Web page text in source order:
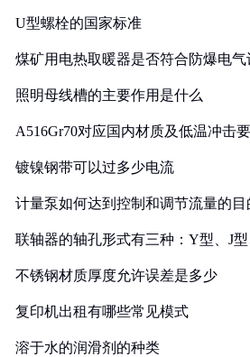
U型螺栓的国家标准
煤矿用电热取暖器是否符合防爆电气
照明母线槽的主要作用是什么
A516Gr70对应国内材质及低温冲击
镀镍钢带可以过多少电流
计量泵如何达到控制和调节流量的目
联轴器的轴孔形式有三种：Y型、J
不锈钢材质厚度允许误差是多少
复印机出租有哪些常见模式
溶于水的润滑剂的种类